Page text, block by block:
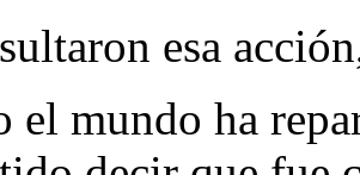
esa
el mundo ha